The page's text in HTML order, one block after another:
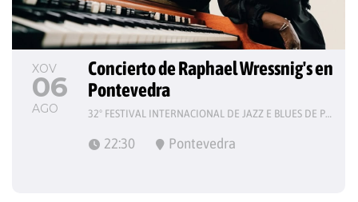
XOV
06
AGO
Concierto de Raphael Wressnig's en
Pontevedra
32º FESTIVAL INTERNACIONAL DE JAZZ E BLUES DE PONTEVEDRA
22:30 Pontevedra